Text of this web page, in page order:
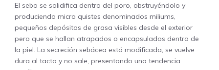
El sebo se solidifica dentro del poro, obstruyéndolo y
produciendo micro quistes denominados miliums,
pequeños depósitos de grasa visibles desde el exterior
pero que se hallan atrapados o encapsulados dentro de
la piel. La secreción sebácea está modificada, se vuelve
dura al tacto y no sale, presentando una tendencia